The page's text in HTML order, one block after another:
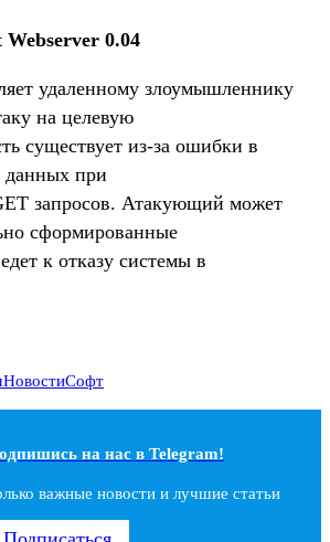
0.04
удаленному злоумышленнику
на целевую
существует из-за ошибки в
данных при
запросов. Атакующий может
сформированные
к отказу системы в
НовостиСофт
на наc в Telegram!
важные новости и лучшие статьи